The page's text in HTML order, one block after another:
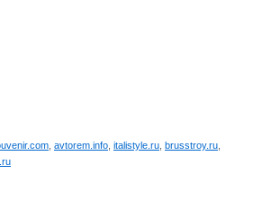
avtorem.info italistyle.ru brusstroy.ru